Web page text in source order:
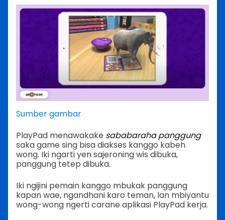
Sumber gambar
PlayPad menawakake sababaraha panggung
saka game sing bisa diakses kanggo kabeh
wong. Iki ngarti yen sajeroning wis dibuka,
panggung tetep dibuka.
Iki ngijini pemain kanggo mbukak panggung
kapan wae, ngandhani karo teman, lan mbiyantu
wong-wong ngerti carane aplikasi PlayPad kerja.